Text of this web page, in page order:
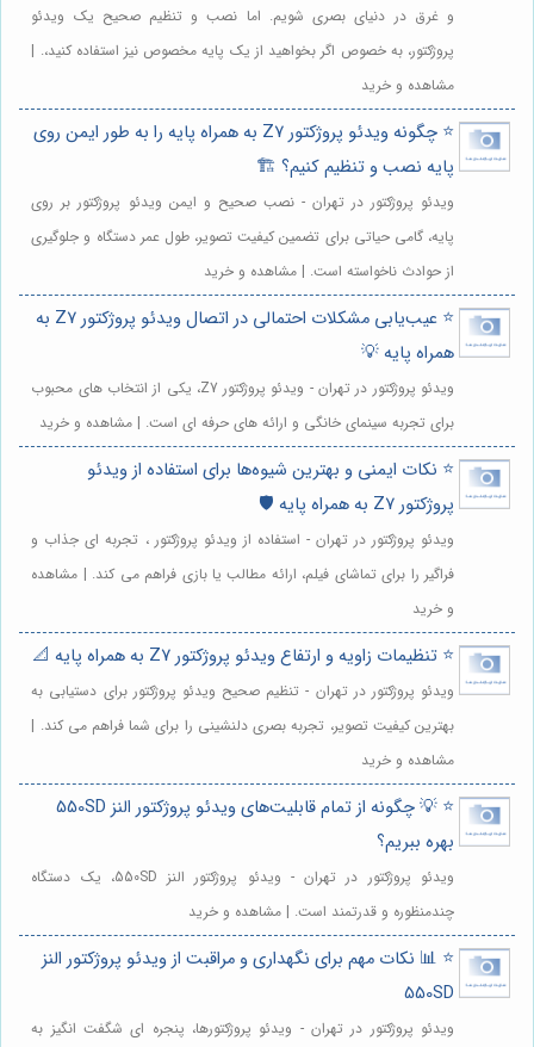
و غرق در دنیای بصری شویم. اما نصب و تنظیم صحیح یک ویدئو
پروژکتور، به خصوص اگر بخواهید از یک پایه مخصوص نیز استفاده کنید،. |
مشاهده و خرید
⭐️ چگونه ویدئو پروژکتور Z7 به همراه پایه را به طور ایمن روی
پایه نصب و تنظیم کنیم؟ 🏗️
ویدئو پروژکتور در تهران - نصب صحیح و ایمن ویدئو پروژکتور بر روی
پایه، گامی حیاتی برای تضمین کیفیت تصویر، طول عمر دستگاه و جلوگیری
از حوادث ناخواسته است. | مشاهده و خرید
⭐️ عیب‌یابی مشکلات احتمالی در اتصال ویدئو پروژکتور Z7 به
همراه پایه 💡
ویدئو پروژکتور در تهران - ویدئو پروژکتور Z7، یکی از انتخاب های محبوب
برای تجربه سینمای خانگی و ارائه های حرفه ای است. | مشاهده و خرید
⭐️ نکات ایمنی و بهترین شیوه‌ها برای استفاده از ویدئو
پروژکتور Z7 به همراه پایه 🛡️
ویدئو پروژکتور در تهران - استفاده از ویدئو پروژکتور ، تجربه ای جذاب و
فراگیر را برای تماشای فیلم، ارائه مطالب یا بازی فراهم می کند. | مشاهده
و خرید
⭐️ تنظیمات زاویه و ارتفاع ویدئو پروژکتور Z7 به همراه پایه 📐
ویدئو پروژکتور در تهران - تنظیم صحیح ویدئو پروژکتور برای دستیابی به
بهترین کیفیت تصویر، تجربه بصری دلنشینی را برای شما فراهم می کند. |
مشاهده و خرید
⭐️ 💡 چگونه از تمام قابلیت‌های ویدئو پروژکتور النز 550SD
بهره ببریم؟
ویدئو پروژکتور در تهران - ویدئو پروژکتور النز 550SD، یک دستگاه
چندمنظوره و قدرتمند است. | مشاهده و خرید
⭐️ 📊 نکات مهم برای نگهداری و مراقبت از ویدئو پروژکتور النز
550SD
ویدئو پروژکتور در تهران - ویدئو پروژکتورها، پنجره ای شگفت انگیز به